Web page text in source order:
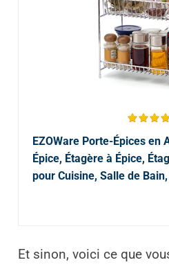
EZOWare Porte-Épices en
Épice, Étagère à Épice,
pour Cuisine, Salle de
Et sinon, voici ce que